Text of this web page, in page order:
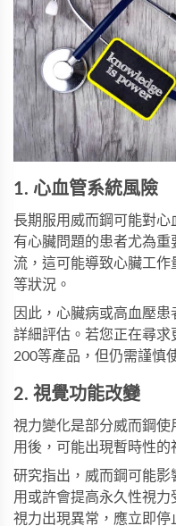
1. 心血管系統風險
長期服用威而鋼可能對
有心臟問題的患者尤為
流，這可能導致心臟工
等狀況。
因此，心臟病或高血壓
詳細評估。若您正在尋
200等產品，但仍需謹慎
2. 視覺功能改變
視力變化是部分威而鋼
用後，可能出現暫時性的
研究指出，威而鋼可能
用或許會提高永久性視
視力出現異常，應立即停